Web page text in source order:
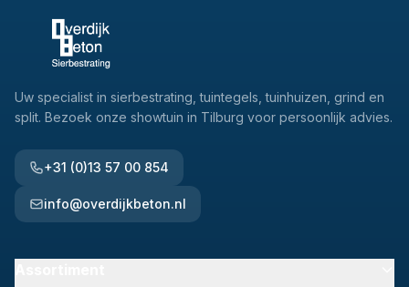
Uw specialist in sierbestrating, tuintegels, tuinhuizen, grind en
split. Bezoek onze showtuin in Tilburg voor persoonlijk advies.
+31 (0)13 57 00 854
info@overdijkbeton.nl